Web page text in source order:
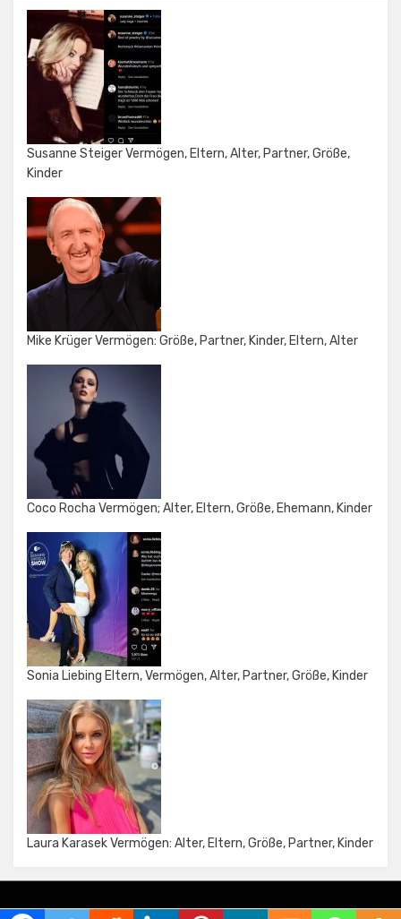
Susanne Steiger Vermögen, Eltern, Alter, Partner, Größe,
Kinder
Mike Krüger Vermögen: Größe, Partner, Kinder, Eltern, Alter
Coco Rocha Vermögen; Alter, Eltern, Größe, Ehemann, Kinder
Sonia Liebing Eltern, Vermögen, Alter, Partner, Größe, Kinder
Laura Karasek Vermögen: Alter, Eltern, Größe, Partner, Kinder
Amphibious Theme byTemplatePocket ⋅Powered byWordPress